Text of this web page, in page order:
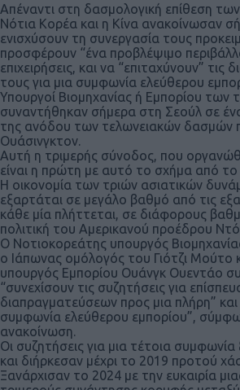
Απέναντι στη δασμολογική επίθεση
Νότια Κορέα και η Κίνα ανακοίνωσαν
ενισχύσουν τη συνεργασία τους
προσφέρουν “ένα προβλέψιμο
επιχειρήσεις, και να “επιταχύνουν” τις
τους για μια συμφωνία ελεύθερου
Υπουργοί Βιομηχανίας ή Εμπορίου των
συναντήθηκαν σήμερα στη Σεούλ σε
της ανόδου των τελωνειακών δασμών
Ουάσινγκτον.
Αυτή η τριμερής σύνοδος, που
είναι η πρώτη με αυτό το σχήμα από το
Η οικονομία των τριών ασιατικών
εξαρτάται σε μεγάλο βαθμό από τις
κάθε μία πλήττεται, σε διάφορους
πολιτική του Αμερικανού προέδρου
Ο Νοτιοκορεάτης υπουργός
ο Ιάπωνας ομόλογός του Γιότζι Μούτο
υπουργός Εμπορίου Ουάνγκ Ουεντάο
“συνεχίσουν τις συζητήσεις για
διαπραγματεύσεων προς μια πλήρη” και
συμφωνία ελεύθερου εμπορίου”,
ανακοίνωση.
Οι συζητήσεις για μια τέτοια
και διήρκεσαν μέχρι το 2019 προτού
Ξανάρχισαν το 2024 με την ευκαιρία